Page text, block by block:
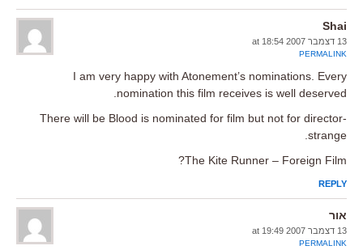
Shai
13 דצמבר 2007 at 18:54
PERMALINK
I am very happy with Atonement’s nominations. Every
nomination this film receives is well deserved.
There will be Blood is nominated for film but not for director-
strange.
The Kite Runner – Foreign Film?
REPLY
אור
13 דצמבר 2007 at 19:49
PERMALINK